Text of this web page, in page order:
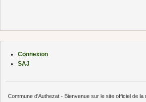
Connexion
SAJ
Commune d'Authezat - Bienvenue sur le site officiel de